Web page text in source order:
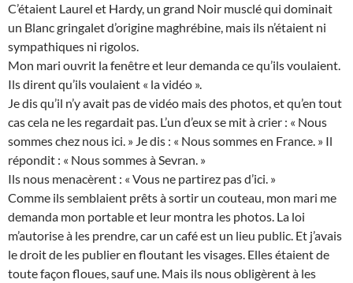
C’étaient Laurel et Hardy, un grand Noir musclé qui dominait
un Blanc gringalet d’origine maghrébine, mais ils n’étaient ni
sympathiques ni rigolos.
Mon mari ouvrit la fenêtre et leur demanda ce qu’ils voulaient.
Ils dirent qu’ils voulaient « la vidéo ».
Je dis qu’il n’y avait pas de vidéo mais des photos, et qu’en tout
cas cela ne les regardait pas. L’un d’eux se mit à crier : « Nous
sommes chez nous ici. » Je dis : « Nous sommes en France. » Il
répondit : « Nous sommes à Sevran. »
Ils nous menacèrent : « Vous ne partirez pas d’ici. »
Comme ils semblaient prêts à sortir un couteau, mon mari me
demanda mon portable et leur montra les photos. La loi
m’autorise à les prendre, car un café est un lieu public. Et j’avais
le droit de les publier en floutant les visages. Elles étaient de
toute façon floues, sauf une. Mais ils nous obligèrent à les